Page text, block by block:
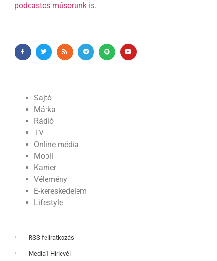
podcastos műsorunk is.
Sajtó
Márka
Rádió
TV
Online média
Mobil
Karrier
Vélemény
E-kereskedelem
Lifestyle
RSS feliratkozás
Media1 Hírlevél